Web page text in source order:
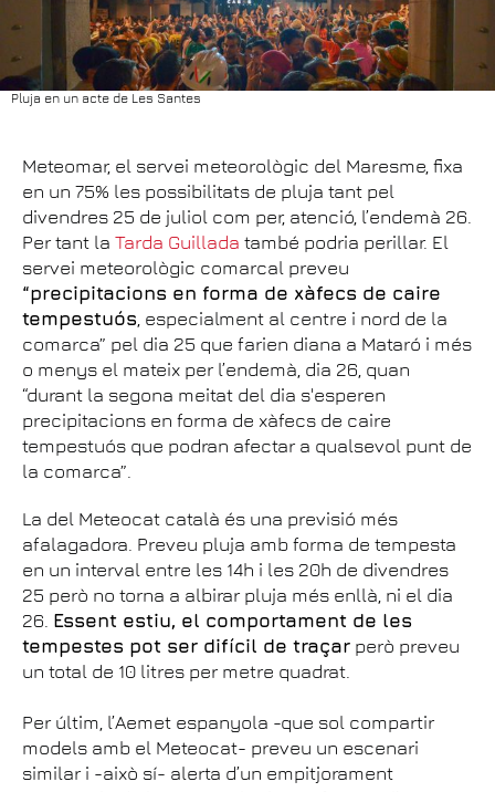
Pluja en un acte de Les Santes
Meteomar, el servei meteorològic del Maresme, fixa
en un 75% les possibilitats de pluja tant pel
divendres 25 de juliol com per, atenció, l’endemà 26.
Per tant la Tarda Guillada també podria perillar. El
servei meteorològic comarcal preveu
“precipitacions en forma de xàfecs de caire
tempestuós, especialment al centre i nord de la
comarca” pel dia 25 que farien diana a Mataró i més
o menys el mateix per l’endemà, dia 26, quan
“durant la segona meitat del dia s'esperen
precipitacions en forma de xàfecs de caire
tempestuós que podran afectar a qualsevol punt de
la comarca”.
La del Meteocat català és una previsió més
afalagadora. Preveu pluja amb forma de tempesta
en un interval entre les 14h i les 20h de divendres
25 però no torna a albirar pluja més enllà, ni el dia
26. Essent estiu, el comportament de les
tempestes pot ser difícil de traçar però preveu
un total de 10 litres per metre quadrat.
Per últim, l’Aemet espanyola -que sol compartir
models amb el Meteocat- preveu un escenari
similar i -això sí- alerta d’un empitjorament